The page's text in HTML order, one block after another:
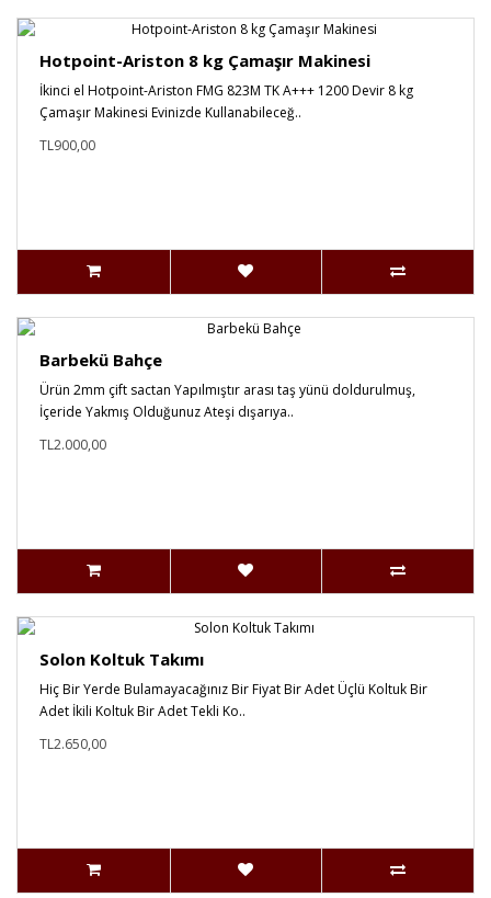
Hotpoint-Ariston 8 kg Çamaşır Makinesi
İkinci el Hotpoint-Ariston FMG 823M TK A+++ 1200 Devir 8 kg
Çamaşır Makinesi Evinizde Kullanabileceğ..
TL900,00
Barbekü Bahçe
Ürün 2mm çift sactan Yapılmıştır arası taş yünü doldurulmuş,
İçeride Yakmış Olduğunuz Ateşi dışarıya..
TL2.000,00
Solon Koltuk Takımı
Hiç Bir Yerde Bulamayacağınız Bir Fiyat Bir Adet Üçlü Koltuk Bir
Adet İkili Koltuk Bir Adet Tekli Ko..
TL2.650,00